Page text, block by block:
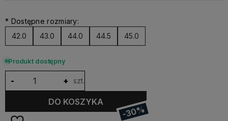
* Dostępne rozmiary:
42.0
43.0 44.0 44.5 45.0
Produkt dostępny
+
- szt.
DO KOSZYKA
-30%